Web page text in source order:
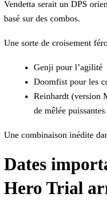
Vendetta serait un DPS
basé sur des combos.
Une sorte de croisement
Genji pour l’agilité
Doomfist pour les
Reinhardt (version
de mêlée puissantes
Une combinaison inédite
Dates
Hero Trial